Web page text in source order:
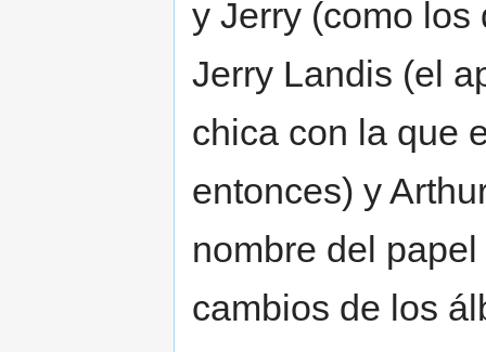
y Jerry (como
Jerry Landis (el
chica con la que
entonces) y
nombre del
cambios de los